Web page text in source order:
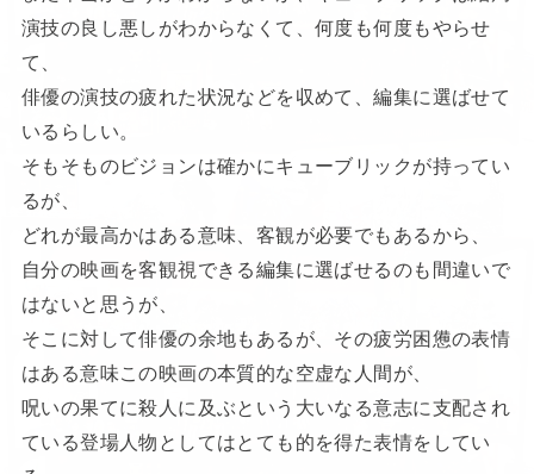
演技の良し悪しがわからなくて、何度も何度もやらせ
て、
俳優の演技の疲れた状況などを収めて、編集に選ばせて
いるらしい。
そもそものビジョンは確かにキューブリックが持ってい
るが、
どれが最高かはある意味、客観が必要でもあるから、
自分の映画を客観視できる編集に選ばせるのも間違いで
はないと思うが、
そこに対して俳優の余地もあるが、その疲労困憊の表情
はある意味この映画の本質的な空虚な人間が、
呪いの果てに殺人に及ぶという大いなる意志に支配され
ている登場人物としてはとても的を得た表情をしてい